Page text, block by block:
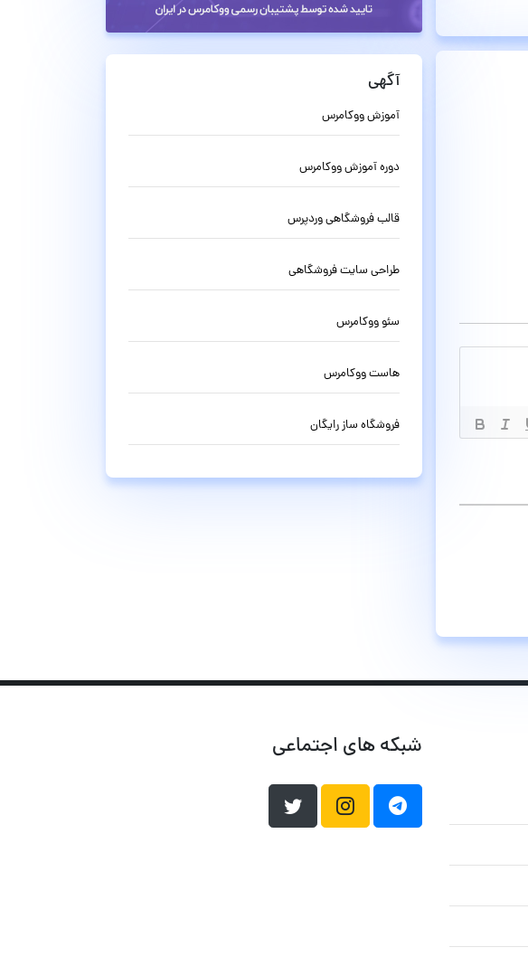
آگهی
آموزش ووکامرس
دوره آموزش ووکامرس
قالب فروشگاهی وردپرس
طراحی سایت فروشگاهی
سئو ووکامرس
هاست ووکامرس
فروشگاه ساز رایگان
شبکه های اجتماعی